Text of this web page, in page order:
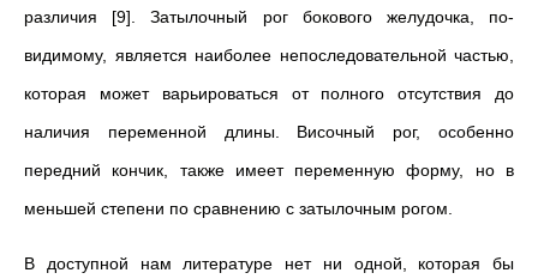
различия [9]. Затылочный рог бокового желудочка, по-
видимому, является наиболее непоследовательной частью,
которая может варьироваться от полного отсутствия до
наличия переменной длины. Височный рог, особенно
передний кончик, также имеет переменную форму, но в
меньшей степени по сравнению с затылочным рогом.
В доступной нам литературе нет ни одной, которая бы